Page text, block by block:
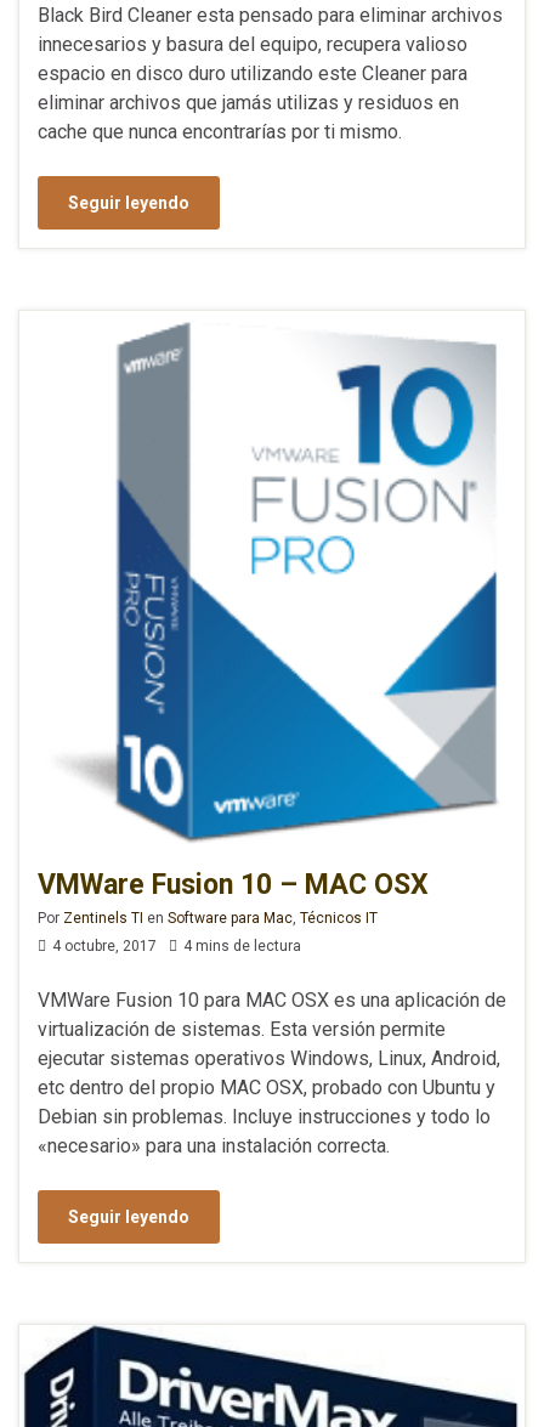
Black Bird Cleaner esta pensado para eliminar archivos
innecesarios y basura del equipo, recupera valioso
espacio en disco duro utilizando este Cleaner para
eliminar archivos que jamás utilizas y residuos en
cache que nunca encontrarías por ti mismo.
Seguir leyendo
VMWare Fusion 10 – MAC OSX
Por Zentinels TI en Software para Mac, Técnicos IT
4 octubre, 2017
4 mins de lectura
VMWare Fusion 10 para MAC OSX es una aplicación de
virtualización de sistemas. Esta versión permite
ejecutar sistemas operativos Windows, Linux, Android,
etc dentro del propio MAC OSX, probado con Ubuntu y
Debian sin problemas. Incluye instrucciones y todo lo
«necesario» para una instalación correcta.
Seguir leyendo